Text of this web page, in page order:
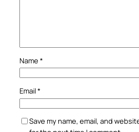
Name *
Email*
Save my name, email, and